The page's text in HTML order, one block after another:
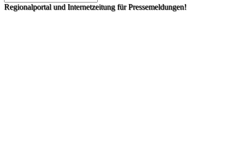
Regionalportal und Internetzeitung für Pressemeldungen!